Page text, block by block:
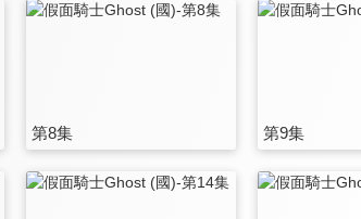
第8集 第9集